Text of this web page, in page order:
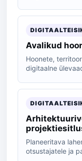
Avalikud
Hoonete,
digitaalne
Planeeritava
otsustajatele ja